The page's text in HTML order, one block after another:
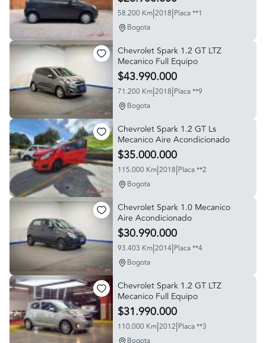
58.200 Km|2018|Placa **1
Bogota
Chevrolet Spark 1.2 GT LTZ
Mecanico Full Equipo
$43.990.000
71.200 Km|2018|Placa **9
Bogota
Chevrolet Spark 1.2 GT Ls
Mecanico Aire Acondicionado
$35.000.000
115.000 Km|2018|Placa **2
Bogota
Chevrolet Spark 1.0 Mecanico
Aire Acondicionado
$30.990.000
93.403 Km|2014|Placa **4
Bogota
Chevrolet Spark 1.2 GT LTZ
Mecanico Full Equipo
$31.990.000
110.000 Km|2012|Placa **3
Bogota